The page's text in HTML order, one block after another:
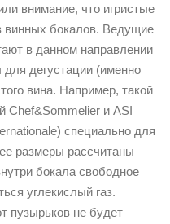
внимание, что игристые
винных бокалов. Ведущие
в данном направлении
дегустации (именно
вина. Например, такой
Chef&Sommelier и ASI
специально для
размеры рассчитаны
бокала свободное
углекислый газ.
пузырьков не будет